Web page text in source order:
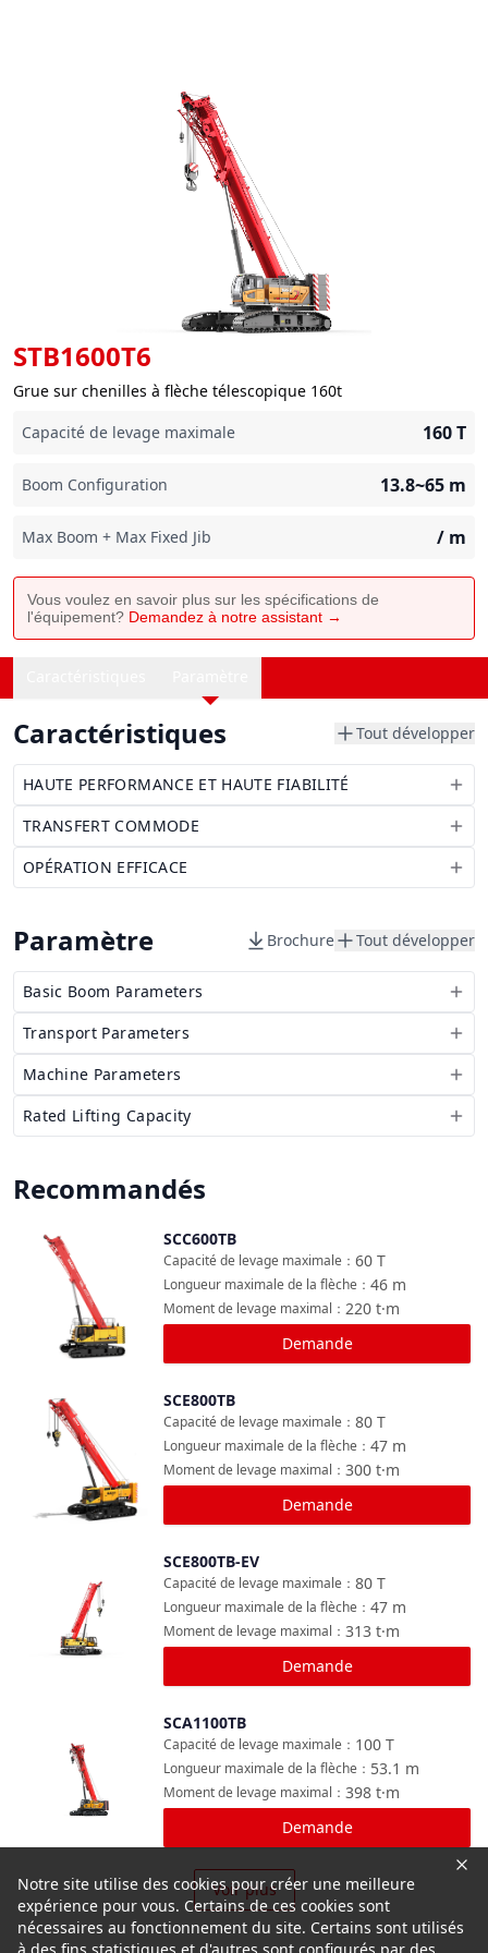
STB1600T6
Grue sur chenilles à flèche télescopique 160t
Capacité de levage maximale
160T
Boom Configuration 13.8~65 m
Max Boom + Max Fixed Jib / m
Vous voulez en savoir plus sur les spécifications de
l'équipement? Demandez à notre assistant →
Caractéristiques Tout développer
HAUTE PERFORMANCE ET HAUTE FIABILITÉ
TRANSFERT COMMODE
OPÉRATION EFFICACE
Paramètre Brochure Tout développer
Basic Boom Parameters
Transport Parameters
Machine Parameters
Rated Lifting Capacity
Recommandés
SCC600TB
60 T
Capacité de levage maximale ：
46 m
Longueur maximale de la flèche ：
220 t·m
Moment de levage maximal ：
Demande
Comparer
SCE800TB
80 T
Capacité de levage maximale ：
47 m
Longueur maximale de la flèche ：
300 t·m
Moment de levage maximal ：
Demande
SCE800TB-EV
80 T
Capacité de levage maximale ：
47 m
Longueur maximale de la flèche ：
313 t·m
Moment de levage maximal ：
Demande
SCA1100TB
100 T
Capacité de levage maximale ：
53.1 m
Longueur maximale de la flèche ：
398 t·m
Moment de levage maximal ：
Demande
Voir plus
Notre site utilise des cookies pour créer une meilleure
expérience pour vous. Certains de ces cookies sont
nécessaires au fonctionnement du site. Certains sont utilisés